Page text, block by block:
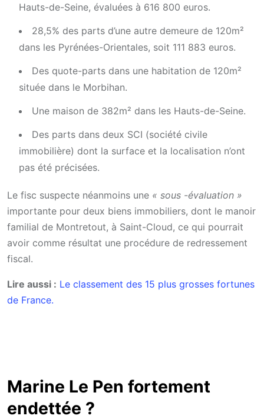
Hauts-de-Seine, évaluées à 616 800 euros.
28,5% des parts d’une autre demeure de 120m²
dans les Pyrénées-Orientales, soit 111 883 euros.
Des quote-parts dans une habitation de 120m²
située dans le Morbihan.
Une maison de 382m² dans les Hauts-de-Seine.
Des parts dans deux SCI (société civile
immobilière) dont la surface et la localisation n’ont
pas été précisées.
Le fisc suspecte néanmoins une « sous -évaluation »
importante pour deux biens immobiliers, dont le manoir
familial de Montretout, à Saint-Cloud, ce qui pourrait
avoir comme résultat une procédure de redressement
fiscal.
Lire aussi : Le classement des 15 plus grosses fortunes
de France.
Marine Le Pen fortement
endettée ?